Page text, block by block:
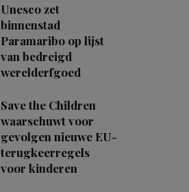
Unesco zet
binnenstad
Paramaribo op lijst
van bedreigd
werelderfgoed
Save the Children
waarschuwt voor
gevolgen nieuwe EU-
terugkeerregels
voor kinderen